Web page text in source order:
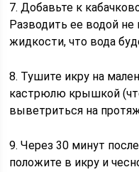
7. Добавьте к
Разводить ее водой
жидкости, что вода
8. Тушите икру на
кастрюлю крышкой
выветриться на
9. Через 30 минут
положите в икру и